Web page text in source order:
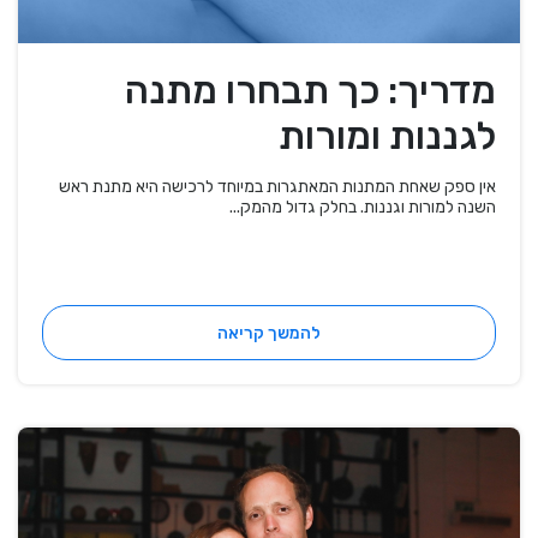
מדריך: כך תבחרו מתנה
לגננות ומורות
אין ספק שאחת המתנות המאתגרות במיוחד לרכישה היא מתנת ראש
השנה למורות וגננות. בחלק גדול מהמק...
להמשך קריאה